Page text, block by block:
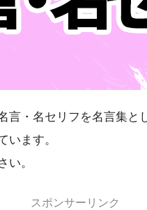
言・名セリフを名言集と
います。
い。
スポンサーリンク